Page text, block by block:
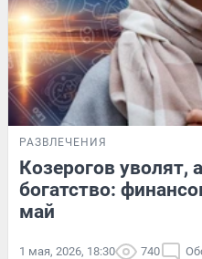
РАЗВЛЕЧЕНИЯ
Козерогов уволят,
богатство:
май
1 мая, 2026, 18:30 740